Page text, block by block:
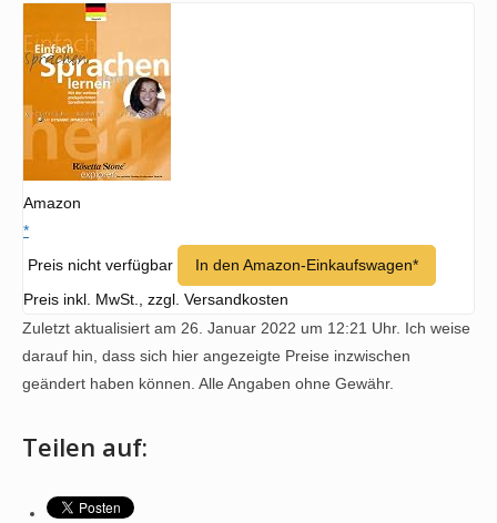
Amazon
*
Preis nicht verfügbar
In den Amazon-Einkaufswagen*
Preis inkl. MwSt., zzgl. Versandkosten
Zuletzt aktualisiert am 26. Januar 2022 um 12:21 Uhr. Ich weise
darauf hin, dass sich hier angezeigte Preise inzwischen
geändert haben können. Alle Angaben ohne Gewähr.
Teilen auf: